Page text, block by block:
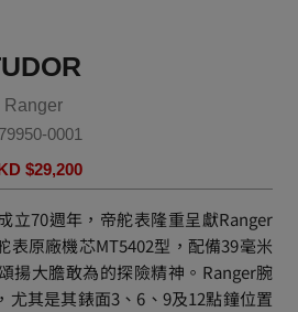
Ranger
0001
$29,200
立70週年，帝舵表隆重呈獻Ranger
表原廠機芯MT5402型，配備39毫米
揚大膽敢為的探險精神。Ranger腕
尤其是其錶面3、6、9及12點鐘位置